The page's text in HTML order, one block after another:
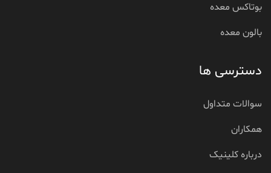
بوتاکس معده
بالون معده
دسترسی ها
سوالات متداول
همکاران
درباره کلینیک